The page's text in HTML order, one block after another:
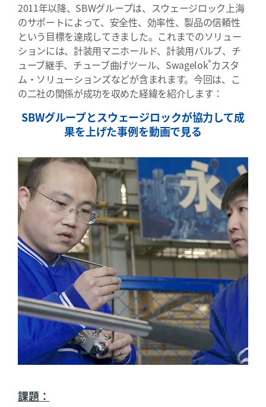
2011年以降、SBWグループは、スウェージロック上海
のサポートによって、安全性、効率性、製品の信頼性
という目標を達成してきました。これまでのソリュー
ションには、計装用マニホールド、計装用バルブ、チ
ューブ継手、チューブ曲げツール、Swagelok®カスタ
ム・ソリューションズなどが含まれます。今回は、こ
の二社の関係が成功を収めた経緯を紹介します：
SBWグループとスウェージロックが協力して成
果を上げた事例を動画で見る
課題：